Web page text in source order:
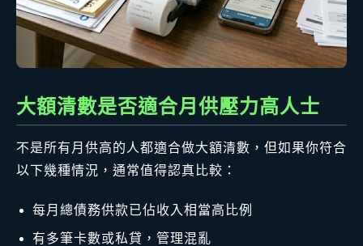
大額清數是否適合月供壓力高人士
不是所有月供高的人都適合做大額清數，但如果你符合
以下幾種情況，通常值得認真比較：
每月總債務供款已佔收入相當高比例
有多筆卡數或私貸，管理混亂